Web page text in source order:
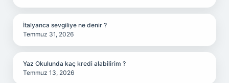
İtalyanca sevgiliye ne denir ?
Temmuz 31, 2026
Yaz Okulunda kaç kredi alabilirim ?
Temmuz 13, 2026